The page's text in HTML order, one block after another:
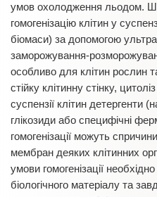
умов охолодження льодом.
гомогенізацію клітин у
біомаси) за допомогою
заморожування-
особливо для клітин рослин
стійку клітинну стінку,
суспензії клітин детергенти
глікозиди або специфічні
гомогенізації можуть
мембран деяких клітинних
умови гомогенізації
біологічного матеріалу та